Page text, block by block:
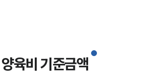
언론보도
공지사항
육비 기준금액